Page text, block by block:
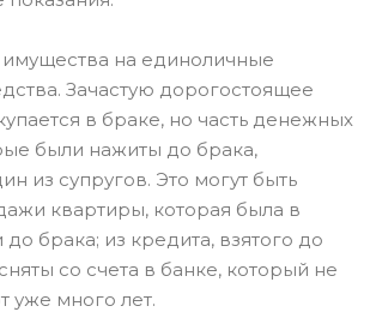
имущества на единоличные
Зачастую дорогостоящее
в браке, но часть денежных
были нажиты до брака,
из супругов. Это могут быть
квартиры, которая была в
до брака; из кредита, взятого до
со счета в банке, который не
уже много лет.